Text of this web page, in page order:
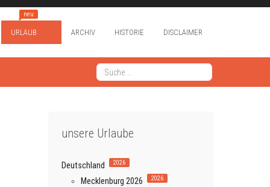
URLAUB
neu
ARCHIV HISTORIE DISCLAIMER
Suchen
Type 2 or more characters for results.
unsere Urlaube
Deutschland 2026
Mecklenburg 2026 2026